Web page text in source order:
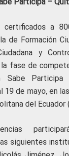
a
de Formación
y
fase de
Sabe
19 de mayo, en
del Ecuador
siguientes